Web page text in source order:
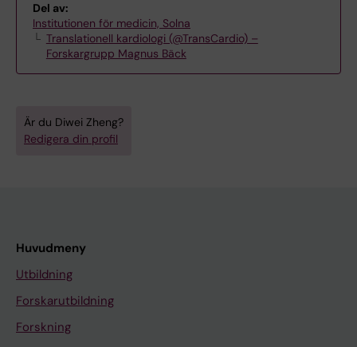
Del av:
Institutionen för medicin, Solna
Translationell kardiologi (@TransCardio) –
Forskargrupp Magnus Bäck
Är du Diwei Zheng?
Redigera din profil
Huvudmeny
Utbildning
Forskarutbildning
Forskning